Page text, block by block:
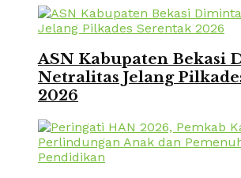
ASN Kabupaten Bekasi
Netralitas Jelang
2026